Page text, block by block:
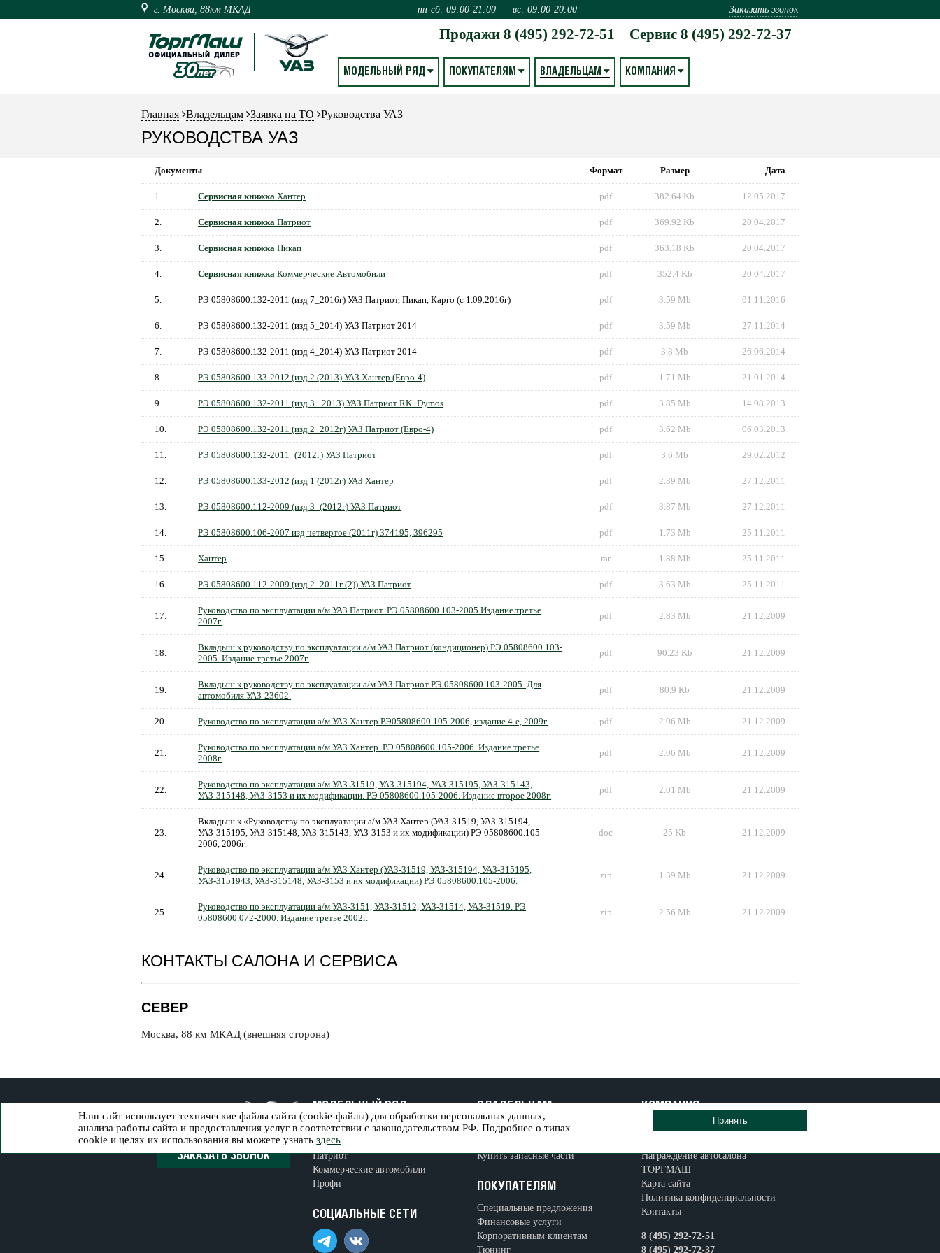
г. Москва, 88км МКАД пн-сб: 09:00-21:00 вс: 09:00-20:00 Заказать звонок
Продажи 8 (495) 292-72-51 Сервис 8 (495) 292-72-37
МОДЕЛЬНЫЙ РЯД ПОКУПАТЕЛЯМ ВЛАДЕЛЬЦАМ КОМПАНИЯ
Главная Владельцам Заявка на ТО Руководства УАЗ
РУКОВОДСТВА УАЗ
Документы Формат Размер Дата
1. Сервисная книжка Хантер pdf 382.64 Kb 12.05.2017
2. Сервисная книжка Патриот pdf 369.92 Kb 20.04.2017
3. Сервисная книжка Пикап pdf 363.18 Kb 20.04.2017
4. Сервисная книжка Коммерческие Автомобили pdf 352.4 Kb 20.04.2017
5. РЭ 05808600.132-2011 (изд 7_2016г) УАЗ Патриот, Пикап, Карго (с 1.09.2016г) pdf 3.59 Mb 01.11.2016
6. РЭ 05808600.132-2011 (изд 5_2014) УАЗ Патриот 2014 pdf 3.59 Mb 27.11.2014
7. РЭ 05808600.132-2011 (изд 4_2014) УАЗ Патриот 2014 pdf 3.8 Mb 26.06.2014
8. РЭ 05808600.133-2012 (изд 2 (2013) УАЗ Хантер (Евро-4) pdf 1.71 Mb 21.01.2014
9. РЭ 05808600.132-2011 (изд 3 _2013) УАЗ Патриот RK_Dymos pdf 3.85 Mb 14.08.2013
10. РЭ 05808600.132-2011 (изд 2_2012г) УАЗ Патриот (Евро-4) pdf 3.62 Mb 06.03.2013
11. РЭ 05808600.132-2011_(2012г) УАЗ Патриот pdf 3.6 Mb 29.02.2012
12. РЭ 05808600.133-2012 (изд 1 (2012г) УАЗ Хантер pdf 2.39 Mb 27.12.2011
13. РЭ 05808600.112-2009 (изд 3_(2012г) УАЗ Патриот pdf 3.87 Mb 27.12.2011
14. РЭ 05808600.106-2007 изд четвертое (2011г) 374195, 396295 pdf 1.73 Mb 25.11.2011
15. Хантер rar 1.88 Mb 25.11.2011
16. РЭ 05808600.112-2009 (изд 2_2011г (2)) УАЗ Патриот pdf 3.63 Mb 25.11.2011
17.
Руководство по эксплуатации а/м УАЗ Патриот. РЭ 05808600.103-2005 Издание третье
2007г.
pdf 2.83 Mb 21.12.2009
18.
Вкладыш к руководству по эксплуатации а/м УАЗ Патриот (кондиционер) РЭ 05808600.103-
2005. Издание третье 2007г.
pdf 90.23 Kb 21.12.2009
19.
Вкладыш к руководству по эксплуатации а/м УАЗ Патриот РЭ 05808600.103-2005. Для
автомобиля УАЗ-23602.
pdf 80.9 Kb 21.12.2009
20. Руководство по эксплуатации а/м УАЗ Хантер РЭ05808600.105-2006, издание 4-е, 2009г. pdf 2.06 Mb 21.12.2009
21.
Руководство по эксплуатации а/м УАЗ Хантер. РЭ 05808600.105-2006. Издание третье
2008г.
pdf 2.06 Mb 21.12.2009
22.
Руководство по эксплуатации а/м УАЗ-31519, УАЗ-315194, УАЗ-315195, УАЗ-315143,
УАЗ-315148, УАЗ-3153 и их модификации. РЭ 05808600.105-2006. Издание второе 2008г.
pdf 2.01 Mb 21.12.2009
23.
Вкладыш к «Руководству по эксплуатации а/м УАЗ Хантер (УАЗ-31519, УАЗ-315194,
УАЗ-315195, УАЗ-315148, УАЗ-315143, УАЗ-3153 и их модификации) РЭ 05808600.105-
2006, 2006г.
doc 25 Kb 21.12.2009
24.
Руководство по эксплуатации а/м УАЗ Хантер (УАЗ-31519, УАЗ-315194, УАЗ-315195,
УАЗ-3151943, УАЗ-315148, УАЗ-3153 и их модификации) РЭ 05808600.105-2006.
zip 1.39 Mb 21.12.2009
25.
Руководство по эксплуатации а/м УАЗ-3151, УАЗ-31512, УАЗ-31514, УАЗ-31519. РЭ
05808600.072-2000. Издание третье 2002г.
zip 2.56 Mb 21.12.2009
КОНТАКТЫ САЛОНА И СЕРВИСА
СЕВЕР
Москва, 88 км МКАД (внешняя сторона)
Наш сайт использует технические файлы сайта (cookie-файлы) для обработки персональных данных,
анализа работы сайта и предоставления услуг в соответствии с законодательством РФ. Подробнее о типах
cookie и целях их использования вы можете узнатьздесь
Принять
ЗАКАЗАТЬ ЗВОНОК
МОДЕЛЬНЫЙ РЯД
Пикап
Хантер
Патриот
Коммерческие автомобили
Профи
СОЦИАЛЬНЫЕ СЕТИ
ВЛАДЕЛЬЦАМ
Сервисное обслуживание
Купить запасные части
ПОКУПАТЕЛЯМ
Специальные предложения
Финансовые услуги
Корпоративным клиентам
Тюнинг
КОМПАНИЯ
Награждение автосалона
ТОРГМАШ
Карта сайта
Политика конфиденциальности
Контакты
8 (495) 292-72-51
8 (495) 292-72-37